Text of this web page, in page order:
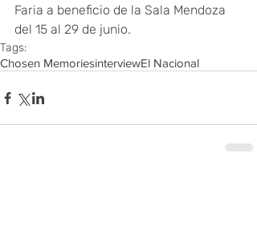
Faria a beneficio de la Sala Mendoza
del 15 al 29 de junio.
Tags:
Chosen MemoriesinterviewEl Nacional